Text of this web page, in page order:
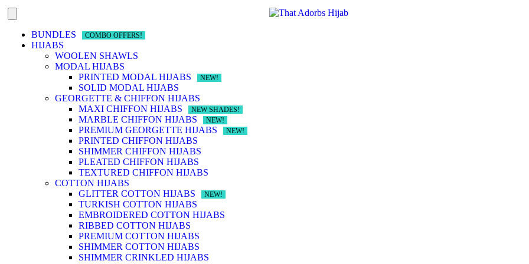
BUNDLES COMBO OFFERS!
HIJABS
WOOLEN SHAWLS
MODAL HIJABS
PRINTED MODAL HIJABS
NEW!
SOLID MODAL HIJABS
GEORGETTE & CHIFFON HIJABS
MAXI CHIFFON HIJABS
NEW SHADES!
MARBLE CHIFFON HIJABS NEW!
PREMIUM GEORGETTE HIJABS NEW!
PRINTED CHIFFON HIJABS
SHIMMER CHIFFON HIJABS
PLEATED CHIFFON HIJABS
TEXTURED CHIFFON HIJABS
COTTON HIJABS
GLITTER COTTON HIJABS
NEW!
TURKISH COTTON HIJABS
EMBROIDERED COTTON HIJABS
RIBBED COTTON HIJABS
PREMIUM COTTON HIJABS
SHIMMER COTTON HIJABS
SHIMMER CRINKLED HIJABS